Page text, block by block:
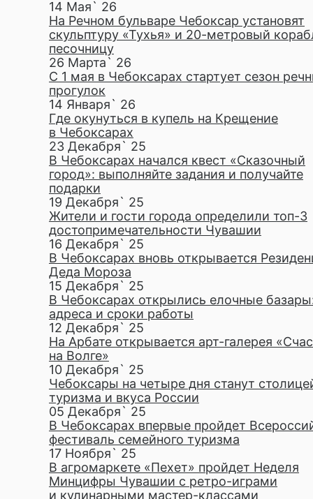
14 Мая` 26
На Речном бульваре Чебоксар установят
скульптуру «Тухья» и 20-метровый
песочницу
26 Марта` 26
С 1 мая в Чебоксарах стартует сезон
прогулок
14 Января` 26
Где окунуться в купель на Крещение
в Чебоксарах
23 Декабря` 25
В Чебоксарах начался квест «Сказочный
город»: выполняйте задания и получайте
подарки
19 Декабря` 25
Жители и гости города определили топ-3
достопримечательности Чувашии
16 Декабря` 25
В Чебоксарах вновь открывается
Деда Мороза
15 Декабря` 25
В Чебоксарах открылись елочные
адреса и сроки работы
12 Декабря` 25
На Арбате открывается арт-галерея
на Волге»
10 Декабря` 25
Чебоксары на четыре дня станут
туризма и вкуса России
05 Декабря` 25
В Чебоксарах впервые пройдет
фестиваль семейного туризма
17 Ноября` 25
В агромаркете «Пехет» пройдет Неделя
Минцифры Чувашии с ретро-играми
и кулинарными мастер-классами